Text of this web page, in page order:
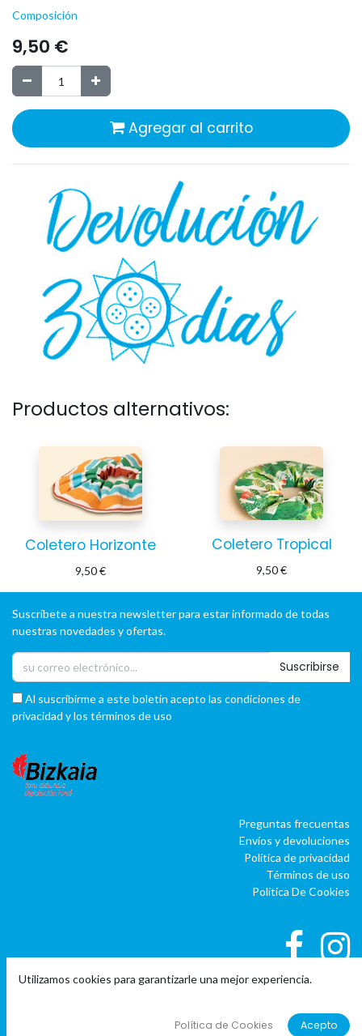
Composición
9,50 €
Agregar al carrito
Productos alternativos:
Coletero Horizonte
9,50€
Coletero Tropical
9,50€
Suscríbete a nuestra newsletter para estar informado de todas
nuestras novedades y ofertas.
Suscribirse
Al suscribirme a este boletín acepto las condiciones de
privacidad y los términos de uso
Preguntas frecuentas
Envíos y devoluciones
Política de privacidad
Términos de uso
Política De Cookies
- El #1ERP software para autónomos,
Utilizamos cookies para garantizarle una mejor experiencia.
Política de Cookies Acepto